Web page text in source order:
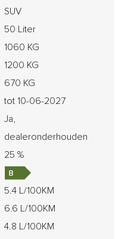
SUV
50 Liter
1060 KG
1200 KG
670 KG
tot 10-06-2027
Ja,
dealeronderhouden
25 %
5.4 L/100KM
6.6 L/100KM
4.8 L/100KM